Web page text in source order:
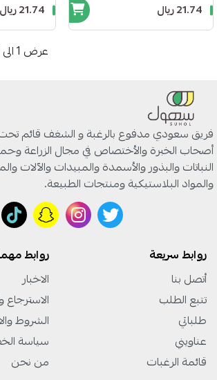
21.74 ريال 21.74 ريال
عرض 1 الى 4 من 4 (1 صفحات)
فريق سعودي مدفوع بالرغبة و الشغف قائم
أصحاب الخبرة والأختصاص في مجال الزراعة
النباتات والبذور والأسمدة والمبيدات والآلات
والمواد البلاستيكية ومنتجات الطبيعة.
روابط سريعة
أتصل بنا
تتبع الطلب
طلباتي
عناويني
قائمة الرغبات
روابط
الاخبار
الاسترجاع
الشروط
سياسة
من نحن